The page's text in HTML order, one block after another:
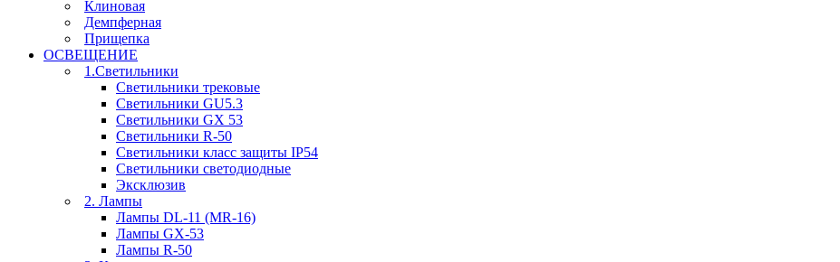
Клиновая
Демпферная
Прищепка
ОСВЕЩЕНИЕ
1.Светильники
Светильники трековые
Светильники GU5.3
Светильники GX 53
Светильники R-50
Светильники класс защиты IP54
Светильники светодиодные
Эксклюзив
2. Лампы
Лампы DL-11 (MR-16)
Лампы GX-53
Лампы R-50